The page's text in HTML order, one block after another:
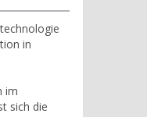
in
im
sich die